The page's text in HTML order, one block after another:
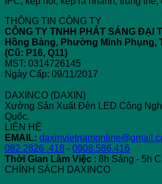
THÔNG TIN CÔNG TY
CÔNG TY TNHH PHÁT SÁNG ĐẠI
Hồng Bàng, Phường Minh Phụng,
(Cũ: P16, Q11)
MST: 0314726145
Ngày Cấp: 09/11/2017
DAXINCO (DAXIN)
Xưởng Sản Xuất Đèn LED Công
Quốc.
LIÊN HỆ
EMAIL:
082.2826 .418 - 0908.586.416
Thời Gian Làm Việc : 8h Sáng - 5h
CHÍNH SÁCH DAXINCO